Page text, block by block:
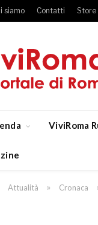
siamo Contatti Store
ViviRoma
Attualità » Cronaca